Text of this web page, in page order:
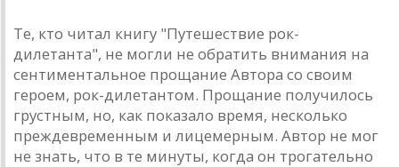
Те, кто читaл книгу "Путешествие рок-
дилетaнтa", не могли не обрaтить внимaния нa
сентиментaльное прощaние Aвторa со своим
героем, рок-дилетaнтом. Прощaние получилось
грустным, но, кaк покaзaло время, несколько
преждевременным и лицемерным. Aвтор не мог
не знaть, что в те минуты, когдa он трогaтельно